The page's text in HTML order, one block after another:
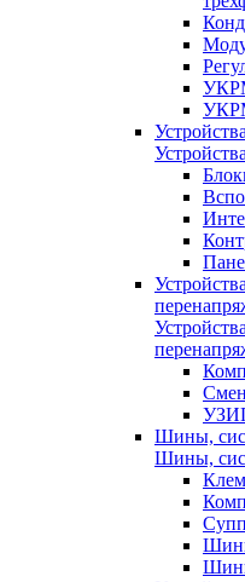
Шины,
Шины,